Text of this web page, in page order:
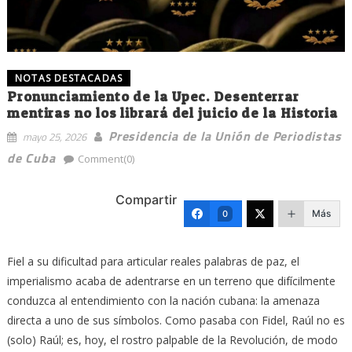
NOTAS DESTACADAS
Pronunciamiento de la Upec. Desenterrar
mentiras no los librará del juicio de la Historia
mayo 25, 2026
Presidencia de la Unión de Periodistas
de Cuba
Comment(0)
Compartir
0 Más
Fiel a su dificultad para articular reales palabras de paz, el
imperialismo acaba de adentrarse en un terreno que difícilmente
conduzca al entendimiento con la nación cubana: la amenaza
directa a uno de sus símbolos. Como pasaba con Fidel, Raúl no es
(solo) Raúl; es, hoy, el rostro palpable de la Revolución, de modo